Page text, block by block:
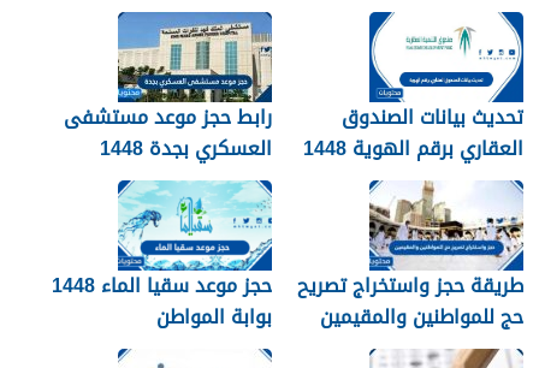
تحديث بيانات الصندوق
العقاري برقم الهوية 1448
الرابط والخطوات
رابط حجز موعد مستشفى
العسكري بجدة 1448
طريقة حجز واستخراج تصريح
حج للمواطنين والمقيمين
1448
حجز موعد سقيا الماء 1448
بوابة المواطن